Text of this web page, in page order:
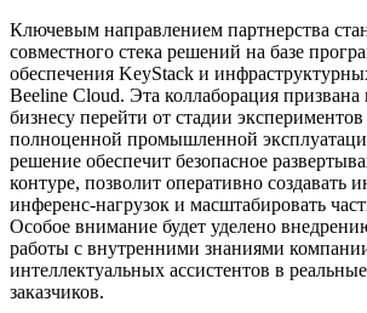
Ключевым направлением партнерства
совместного стека решений на базе
обеспечения KeyStack и
Beeline Cloud. Эта коллаборация
бизнесу перейти от стадии
полноценной промышленной
решение обеспечит безопасное
контуре, позволит оперативно создавать
инференс-нагрузок и масштабировать
Особое внимание будет уделено
работы с внутренними знаниями
интеллектуальных ассистентов в
заказчиков.